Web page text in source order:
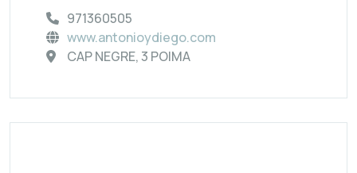
971360505
www.antonioydiego.com
CAP NEGRE, 3 POIMA